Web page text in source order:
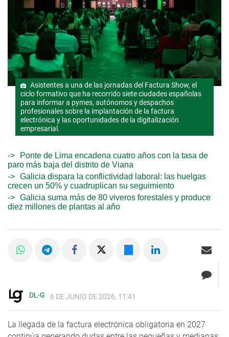
Asistentes a una de las jornadas del Factura Show, el
ciclo formativo que ha recorrido siete ciudades españolas
para informar a pymes, autónomos y despachos
profesionales sobre la implantación de la factura
electrónica y las oportunidades de la digitalización
empresarial.
Ponte de Lima encadena cuatro años con la tasa de
paro más baja del distrito de Viana
Galicia dispara la conflictividad laboral: las huelgas
crecen un 50% y cuadruplican su seguimiento
Galicia suma más de 80 viveros forestales y produce
diez millones de plantas al año
DL-G 6 DE JUNIO DE 2026, 11:41
La llegada de la factura electrónica obligatoria en 2027